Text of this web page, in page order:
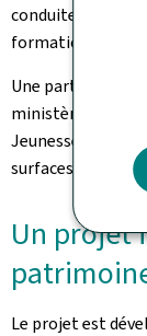
conduite et
formation en
Une partie du
ministère de
Jeunesse, afin de
surfaces de bureau.
Un projet
Le projet est